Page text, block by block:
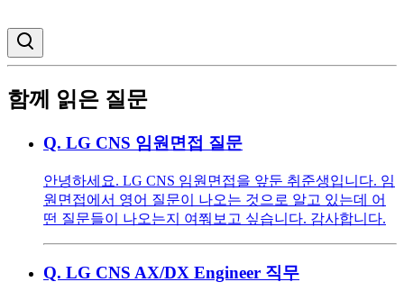
함께 읽은 질문
Q. LG CNS 임원면접 질문
안녕하세요. LG CNS 임원면접을 앞둔 취준생입니다. 임
원면접에서 영어 질문이 나오는 것으로 알고 있는데 어
떤 질문들이 나오는지 여쭤보고 싶습니다. 감사합니다.
Q. LG CNS AX/DX Engineer 직무